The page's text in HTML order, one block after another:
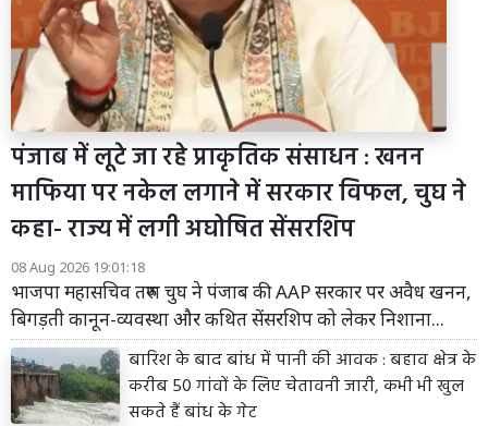
पंजाब में लूटे जा रहे प्राकृतिक संसाधन : खनन
माफिया पर नकेल लगाने में सरकार विफल, चुघ ने
कहा- राज्य में लगी अघोषित सेंसरशिप
08 Aug 2026 19:01:18
भाजपा महासचिव तरुण चुघ ने पंजाब की AAP सरकार पर अवैध खनन,
बिगड़ती कानून-व्यवस्था और कथित सेंसरशिप को लेकर निशाना...
बारिश के बाद बांध में पानी की आवक : बहाव क्षेत्र के
करीब 50 गांवों के लिए चेतावनी जारी, कभी भी खुल
सकते हैं बांध के गेट